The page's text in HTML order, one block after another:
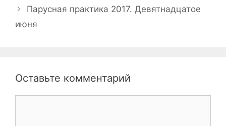
Парусная практика 2017. Девятнадцатое
июня
Оставьте комментарий